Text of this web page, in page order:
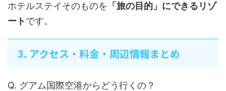
ホテルステイそのものを 「旅の目的」にできるリゾ
ートです。
3. アクセス・料金・周辺情報まとめ
Q. グアム国際空港からどう行くの？